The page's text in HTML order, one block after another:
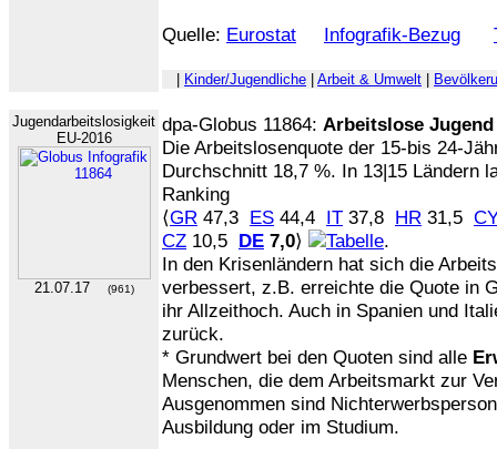
Quelle: Eurostat Infografik-Bezug
Kinder/Jugendliche Arbeit & Umwelt
Jugendarbeitslosigkeit
EU-2016
21.07.17 (961)
dpa-Globus 11864: Arbeitslose
Die Arbeitslosenquote der 15-bis 24-
Durchschnitt 18,7 %. In 13|15 Ländern
Ranking
⟨GR 47,3 ES 44,4 IT 37,8 HR 31,5
CZ 10,5 DE 7,0⟩
.
In den Krisenländern hat sich die
verbessert, z.B. erreichte die Quote in
ihr Allzeithoch. Auch in Spanien und
zurück.
* Grundwert bei den Quoten sind alle
Menschen, die dem Arbeitsmarkt zur
Ausgenommen sind
Ausbildung oder im Studium.